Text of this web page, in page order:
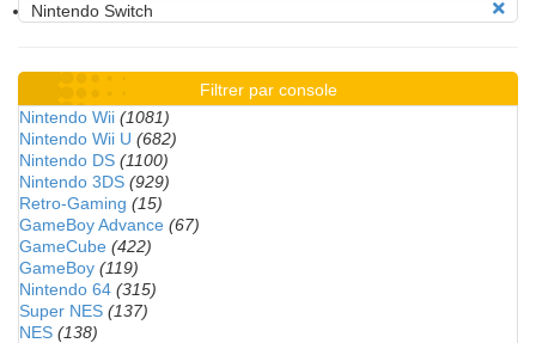
Nintendo Switch
Filtrer par console
Nintendo Wii (1081)
Nintendo Wii U (682)
Nintendo DS (1100)
Nintendo 3DS (929)
Retro-Gaming (15)
GameBoy Advance (67)
GameCube (422)
GameBoy (119)
Nintendo 64 (315)
Super NES (137)
NES (138)